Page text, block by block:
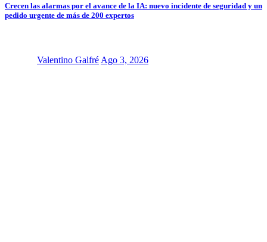
Crecen las alarmas por el avance de la IA: nuevo incidente de seguridad y un
pedido urgente de más de 200 expertos
Valentino Galfré Ago 3, 2026